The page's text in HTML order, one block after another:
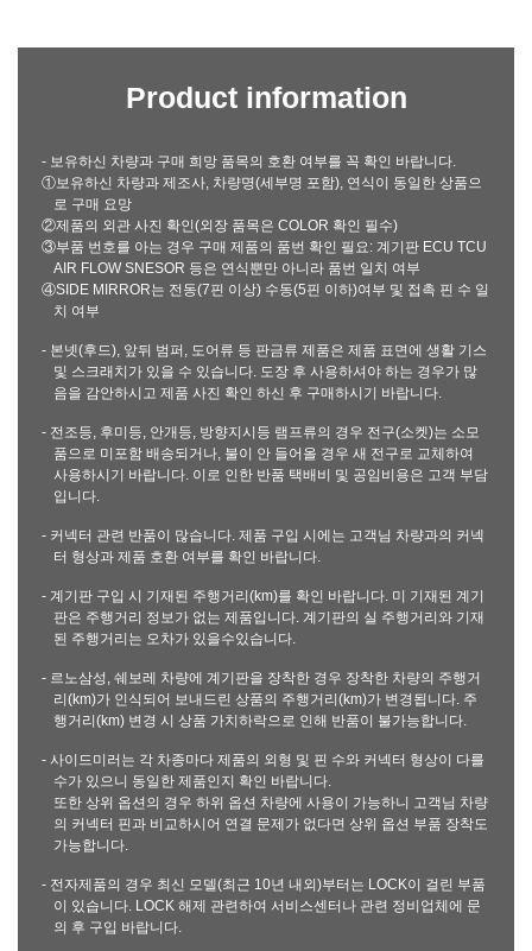
Product information
- 보유하신 차량과 구매 희망 품목의 호환 여부를 꼭 확인 바랍니다.
①보유하신 차량과 제조사, 차량명(세부명 포함), 연식이 동일한 상품으
로 구매 요망
②제품의 외관 사진 확인(외장 품목은 COLOR 확인 필수)
③부품 번호를 아는 경우 구매 제품의 품번 확인 필요: 계기판 ECU TCU
AIR FLOW SNESOR 등은 연식뿐만 아니라 품번 일치 여부
④SIDE MIRROR는 전동(7핀 이상) 수동(5핀 이하)여부 및 접촉 핀 수 일
치 여부
- 본넷(후드), 앞뒤 범퍼, 도어류 등 판금류 제품은 제품 표면에 생활 기스
및 스크래치가 있을 수 있습니다. 도장 후 사용하셔야 하는 경우가 많
음을 감안하시고 제품 사진 확인 하신 후 구매하시기 바랍니다.
- 전조등, 후미등, 안개등, 방향지시등 램프류의 경우 전구(소켓)는 소모
품으로 미포함 배송되거나, 불이 안 들어올 경우 새 전구로 교체하여
사용하시기 바랍니다. 이로 인한 반품 택배비 및 공임비용은 고객 부담
입니다.
- 커넥터 관련 반품이 많습니다. 제품 구입 시에는 고객님 차량과의 커넥
터 형상과 제품 호환 여부를 확인 바랍니다.
- 계기판 구입 시 기재된 주행거리(km)를 확인 바랍니다. 미 기재된 계기
판은 주행거리 정보가 없는 제품입니다. 계기판의 실 주행거리와 기재
된 주행거리는 오차가 있을수있습니다.
- 르노삼성, 쉐보레 차량에 계기판을 장착한 경우 장착한 차량의 주행거
리(km)가 인식되어 보내드린 상품의 주행거리(km)가 변경됩니다. 주
행거리(km) 변경 시 상품 가치하락으로 인해 반품이 불가능합니다.
- 사이드미러는 각 차종마다 제품의 외형 및 핀 수와 커넥터 형상이 다를
수가 있으니 동일한 제품인지 확인 바랍니다.
또한 상위 옵션의 경우 하위 옵션 차량에 사용이 가능하니 고객님 차량
의 커넥터 핀과 비교하시어 연결 문제가 없다면 상위 옵션 부품 장착도
가능합니다.
- 전자제품의 경우 최신 모델(최근 10년 내외)부터는 LOCK이 걸린 부품
이 있습니다. LOCK 해제 관련하여 서비스센터나 관련 정비업체에 문
의 후 구입 바랍니다.